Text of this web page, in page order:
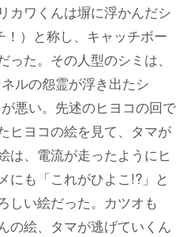
カワくんは塀に浮かんだシ
！）と称し、キャッチボー
た。その人型のシミは、
ルの怨霊が浮き出たシ
悪い。先述のヒヨコの回で
ヒヨコの絵を見て、タマが
は、電流が走ったようにヒ
にも「これがひよこ!?」と
しい絵だった。カツオも
の絵、タマが逃げていくん